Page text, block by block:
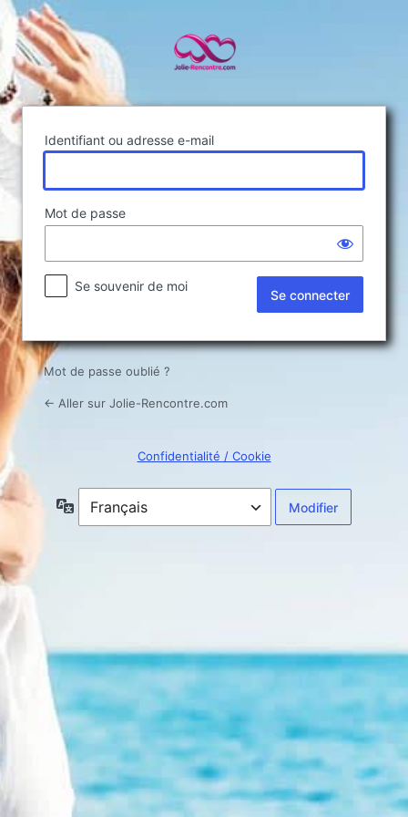
Se
connecter
Identifiant ou adresse e-mail
Mot de passe
Se souvenir de moi
Mot de passe oublié ?
← Aller sur Jolie-Rencontre.com
Confidentialité / Cookie
Langue